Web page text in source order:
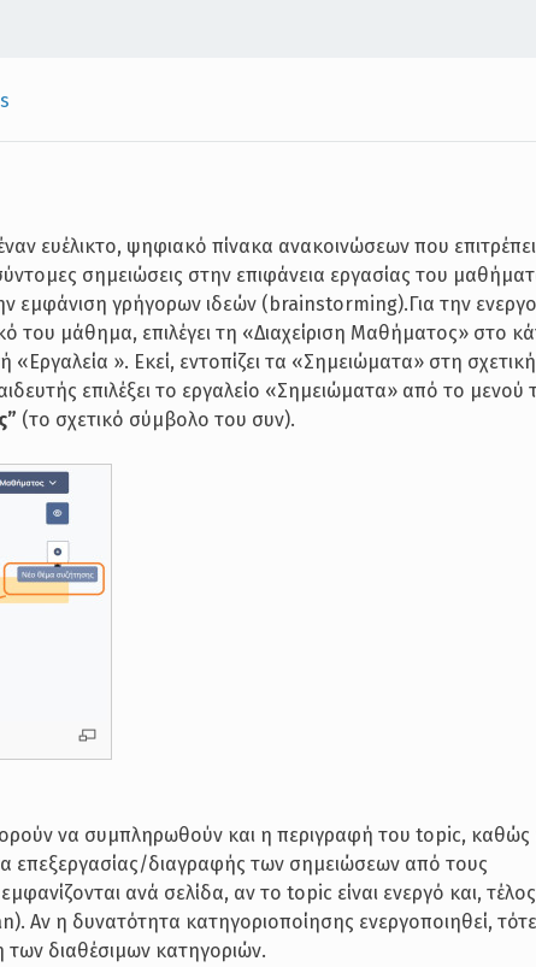
ευέλικτο, ψηφιακό πίνακα ανακοινώσεων που
σημειώσεις στην επιφάνεια εργασίας του
εμφάνιση γρήγορων ιδεών (brainstorming).Για την
του μάθημα, επιλέγει τη «Διαχείριση Μαθήματος» στο
». Εκεί, εντοπίζει τα «Σημειώματα» στη
επιλέξει το εργαλείο «Σημειώματα» από το μενού
(το σχετικό σύμβολο του συν).
να συμπληρωθούν και η περιγραφή του topic, καθώς
επεξεργασίας/διαγραφής των σημειώσεων από τους
ανά σελίδα, αν το topic είναι ενεργό και,
Αν η δυνατότητα κατηγοριοποίησης ενεργοποιηθεί, τότε
διαθέσιμων κατηγοριών.